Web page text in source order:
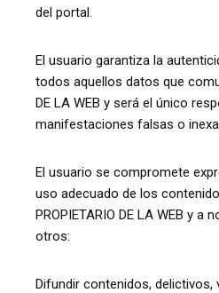
del portal.
El usuario garantiza la
todos aquellos datos que
DE LA WEB y será el único
manifestaciones falsas o
El usuario se compromete
uso adecuado de los
PROPIETARIO DE LA WEB y a
otros:
Difundir contenidos,